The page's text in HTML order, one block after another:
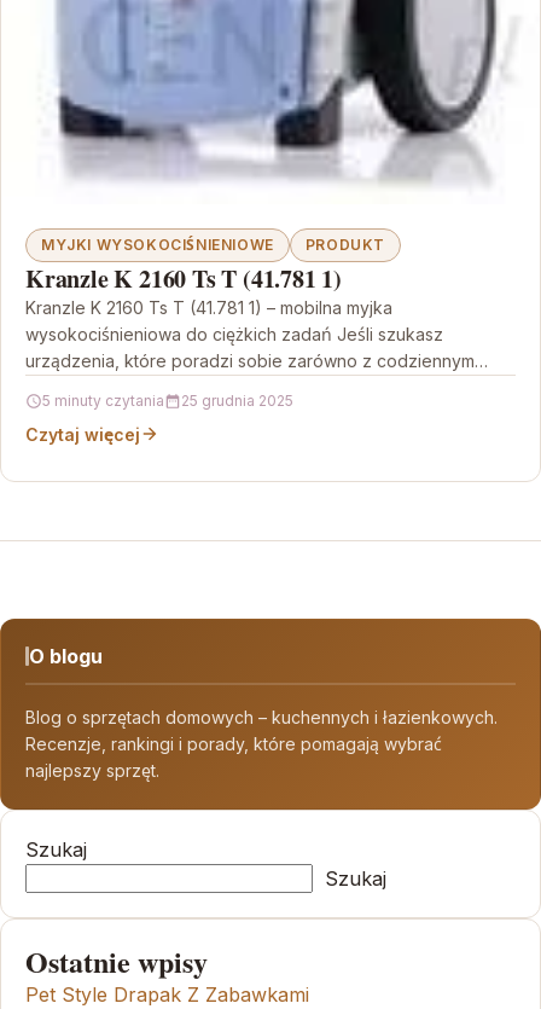
MYJKI WYSOKOCIŚNIENIOWE PRODUKT
Kranzle K 2160 Ts T (41.781 1)
Kranzle K 2160 Ts T (41.781 1) – mobilna myjka
wysokociśnieniowa do ciężkich zadań Jeśli szukasz
urządzenia, które poradzi sobie zarówno z codziennym
5 minuty czytania 25 grudnia 2025
Czytaj więcej
O blogu
Blog o sprzętach domowych – kuchennych i łazienkowych.
Recenzje, rankingi i porady, które pomagają wybrać
najlepszy sprzęt.
Szukaj
Szukaj
Ostatnie wpisy
Pet Style Drapak Z Zabawkami